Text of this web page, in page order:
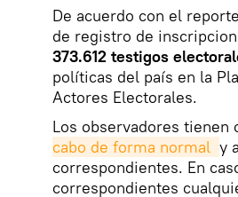
De acuerdo con el
de registro de
373.612 testigos
políticas del país en la
Actores Electorales.
Los observadores tienen
cabo de forma normal y
correspondientes. En
correspondientes